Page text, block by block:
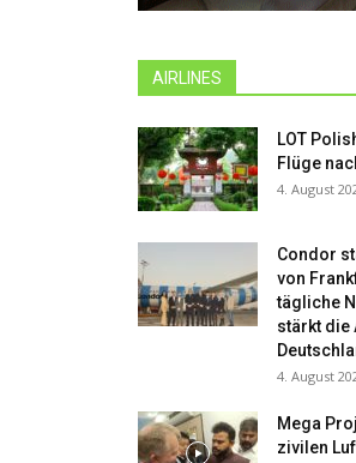
AIRLINES
LOT
Flüge
4. August
Condor
von
tägliche
stärkt die
4. August
Mega
zivilen